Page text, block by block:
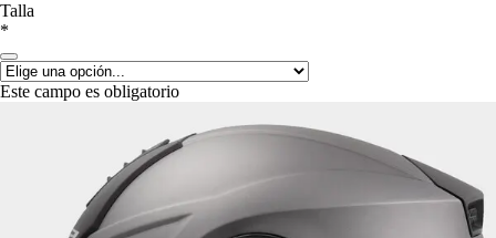
Talla
*
Este campo es obligatorio